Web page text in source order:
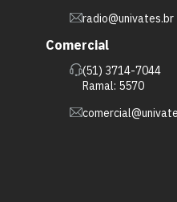
radio@univates.br
Comercial
(51) 3714-7044
Ramal: 5570